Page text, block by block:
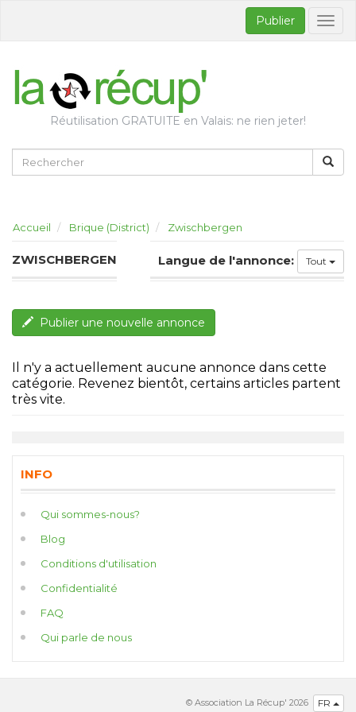
Publier
Réutilisation GRATUITE en Valais: ne rien jeter!
Accueil Brique (District) Zwischbergen
ZWISCHBERGEN Langue de l'annonce: Tout
Publier une nouvelle annonce
Il n'y a actuellement aucune annonce dans cette
catégorie. Revenez bientôt, certains articles partent
très vite.
INFO
Qui sommes-nous?
Blog
Conditions d'utilisation
Confidentialité
FAQ
Qui parle de nous
FR
© Association La Récup' 2026